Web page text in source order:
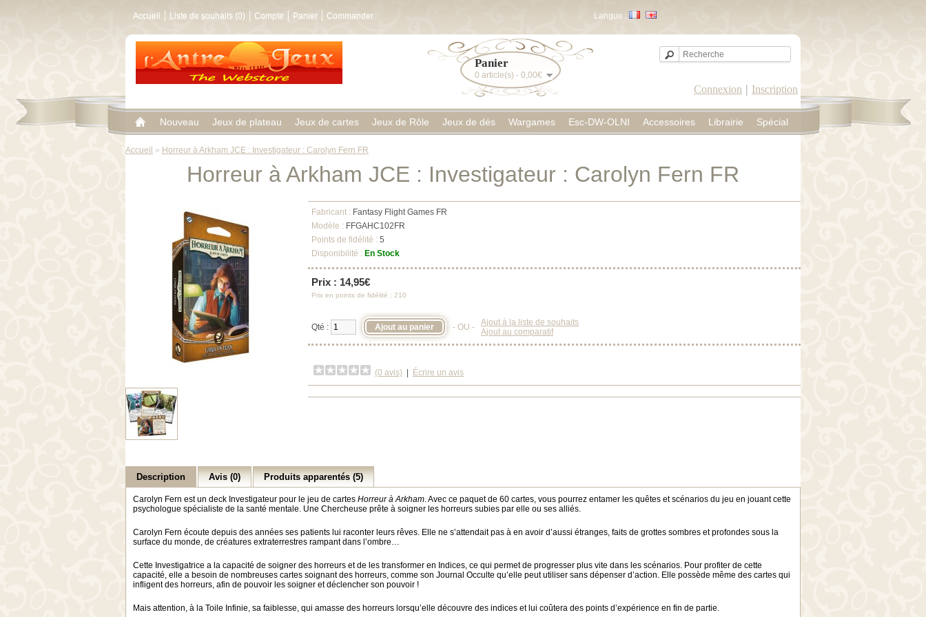
Langue :
Panier
0 article(s) - 0,00€
Connexion | Inscription
Accueil Liste de souhaits (0) Compte Panier Commander
Nouveau Jeux de plateau Jeux de cartes Jeux de Rôle Jeux de dés Wargames Esc-DW-OLNI Accessoires Librairie Spécial
Accueil » Horreur à Arkham JCE : Investigateur : Carolyn Fern FR
Horreur à Arkham JCE : Investigateur : Carolyn Fern FR
Fabricant : Fantasy Flight Games FR
Modèle : FFGAHC102FR
Points de fidélité : 5
Disponibilité : En Stock
Prix : 14,95€
Prix en points de fidélité : 210
Qté : - OU -
Ajout à la liste de souhaits
Ajout au comparatif
(0 avis) Écrire un avis
Description Avis (0) Produits apparentés (5)
Carolyn Fern est un deck Investigateur pour le jeu de cartes Horreur à Arkham. Avec ce paquet de 60 cartes, vous pourrez entamer les quêtes et scénarios du jeu en jouant cette
psychologue spécialiste de la santé mentale. Une Chercheuse prête à soigner les horreurs subies par elle ou ses alliés.
Carolyn Fern écoute depuis des années ses patients lui raconter leurs rêves. Elle ne s’attendait pas à en avoir d’aussi étranges, faits de grottes sombres et profondes sous la
surface du monde, de créatures extraterrestres rampant dans l’ombre…
Cette Investigatrice a la capacité de soigner des horreurs et de les transformer en Indices, ce qui permet de progresser plus vite dans les scénarios. Pour profiter de cette
capacité, elle a besoin de nombreuses cartes soignant des horreurs, comme son Journal Occulte qu’elle peut utiliser sans dépenser d’action. Elle possède même des cartes qui
infligent des horreurs, afin de pouvoir les soigner et déclencher son pouvoir !
Mais attention, à la Toile Infinie, sa faiblesse, qui amasse des horreurs lorsqu’elle découvre des indices et lui coûtera des points d’expérience en fin de partie.